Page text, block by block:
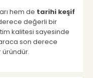
hem de tarihi keşif
değerli bir
kalitesi sayesinde
son derece
üründür.